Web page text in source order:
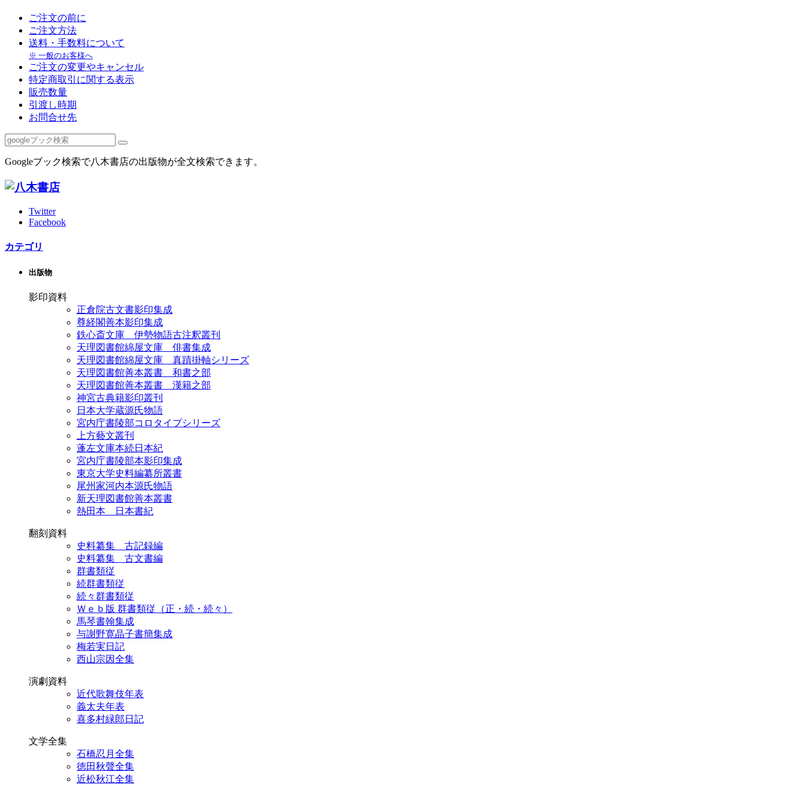
ご注文の前に
ご注文方法
送料・手数料について
※ 一般のお客様へ
ご注文の変更やキャンセル
特定商取引に関する表示
販売数量
引渡し時期
お問合せ先
Googleブック検索で八木書店の出版物が全文検索できます。
Twitter
Facebook
カテゴリ
出版物
影印資料
正倉院古文書影印集成
尊経閣善本影印集成
鉄心斎文庫 伊勢物語古注釈叢刊
天理図書館綿屋文庫 俳書集成
天理図書館綿屋文庫 真蹟掛軸シリーズ
天理図書館善本叢書 和書之部
天理図書館善本叢書 漢籍之部
神宮古典籍影印叢刊
日本大学蔵源氏物語
宮内庁書陵部コロタイプシリーズ
上方藝文叢刊
蓬左文庫本続日本紀
宮内庁書陵部本影印集成
東京大学史料編纂所叢書
尾州家河内本源氏物語
新天理図書館善本叢書
熱田本 日本書紀
翻刻資料
史料纂集 古記録編
史料纂集 古文書編
群書類従
続群書類従
続々群書類従
Ｗｅｂ版 群書類従（正・続・続々）
馬琴書翰集成
与謝野寛晶子書簡集成
梅若実日記
西山宗因全集
演劇資料
近代歌舞伎年表
義太夫年表
喜多村緑郎日記
文学全集
石橋忍月全集
徳田秋聲全集
近松秋江全集